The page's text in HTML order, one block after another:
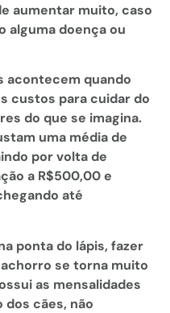
aumentar muito, caso
alguma doença ou
acontecem quando
custos para cuidar do
do que se imagina.
uma média de
por volta de
a R$500,00 e
até
ponta do lápis, fazer
se torna muito
as mensalidades
dos cães, não